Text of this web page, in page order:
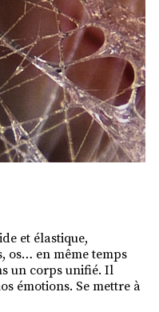
et élastique,
os… en même temps
un corps unifié. Il
émotions. Se mettre à